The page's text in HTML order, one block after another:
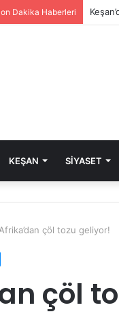
Dakika Haberleri
KEŞAN SIYASET
Afrika’dan çöl tozu geliyor!
çöl